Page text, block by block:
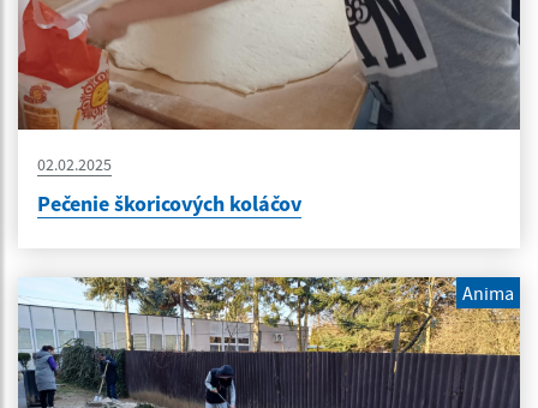
02.02.2025
Pečenie škoricových koláčov
Anima